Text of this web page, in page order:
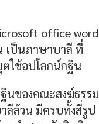
office word
เป็นภาษาบาลี ที่
ใช้อปโลกน์กฐิน
นของคณะสงฆ์ธรรม
ลีล้วน มีครบทั้งสี่รูป